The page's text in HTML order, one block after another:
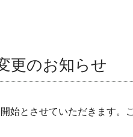
更のお知らせ
始とさせていただきます。